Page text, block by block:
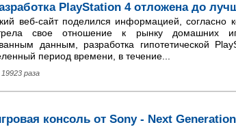
PlayStation 4 отложена до
веб-сайт поделился информацией, согласно
свое отношение к рынку домашних
данным, разработка гипотетической
период времени, в течение...
раза
консоль от Sony - Next